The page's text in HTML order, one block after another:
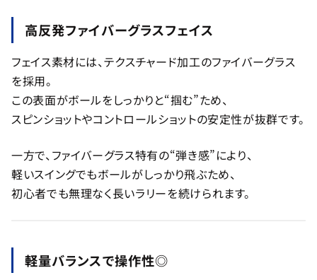
高反発ファイバーグラスフェイス
フェイス素材には、テクスチャード加工のファイバーグラス
を採用。
この表面がボールをしっかりと“掴む”ため、
スピンショットやコントロールショットの安定性が抜群です。
一方で、ファイバーグラス特有の“弾き感”により、
軽いスイングでもボールがしっかり飛ぶため、
初心者でも無理なく長いラリーを続けられます。
軽量バランスで操作性◎